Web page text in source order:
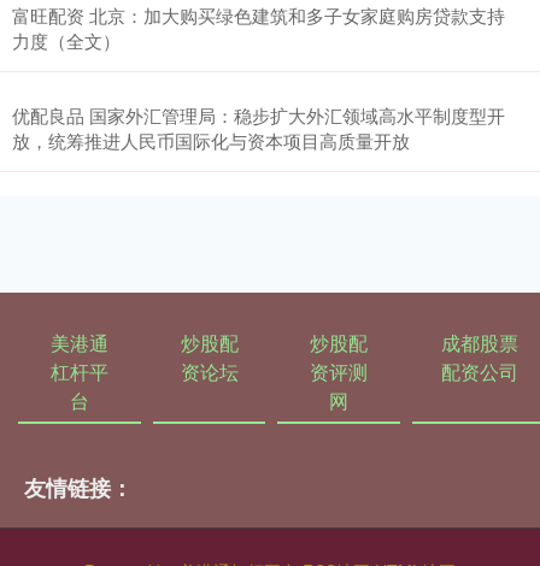
富旺配资 北京：加大购买绿色建筑和多子女家庭购房贷款支持
力度（全文）
优配良品 国家外汇管理局：稳步扩大外汇领域高水平制度型开
放，统筹推进人民币国际化与资本项目高质量开放
美港通
杠杆平
台
炒股配
资论坛
炒股配
资评测
网
成都股票
配资公司
友情链接：